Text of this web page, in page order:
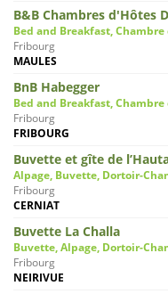
B&B Chambres d'Hôtes
Bed and Breakfast,
Fribourg
MAULES
BnB Habegger
Bed and Breakfast,
Fribourg
FRIBOURG
Buvette et gîte de
Alpage, Buvette, Dortoir-
Fribourg
CERNIAT
Buvette La Challa
Buvette, Alpage, Dortoir-
Fribourg
NEIRIVUE